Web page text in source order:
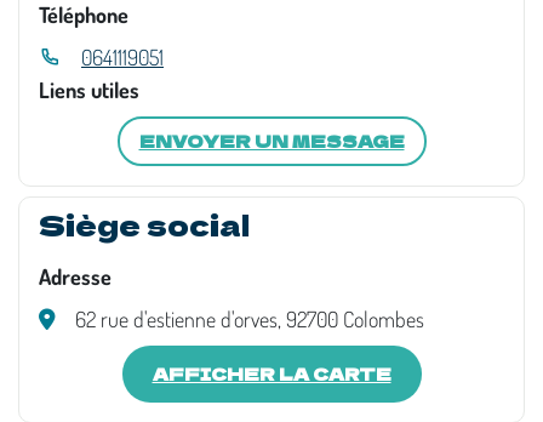
Téléphone
0641119051
Liens utiles
ENVOYER UN MESSAGE
Siège social
Adresse
62 rue d'estienne d'orves, 92700 Colombes
AFFICHER LA CARTE